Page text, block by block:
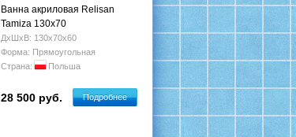
Ванна акриловая Relisan
Tamiza 130x70
ДхШхВ: 130х70х60
Форма: Прямоугольная
Страна:
Польша
28 500 руб. Подробнее